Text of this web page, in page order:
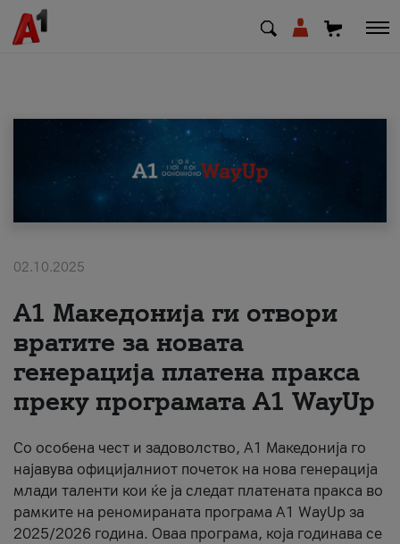
SQ
Поддршка
Надополни кредит
Плати сметка
#ПодобарОнлајн
02.10.2025
А1 Македонија ги отвори
вратите за новата
генерација платена пракса
преку програмата A1 WayUp
Со особена чест и задоволство, А1 Македонија го
најавува официјалниот почеток на нова генерација
млади таленти кои ќе ја следат платената пракса во
рамките на реномираната програма A1 WayUp за
2025/2026 година. Оваа програма, која годинава се